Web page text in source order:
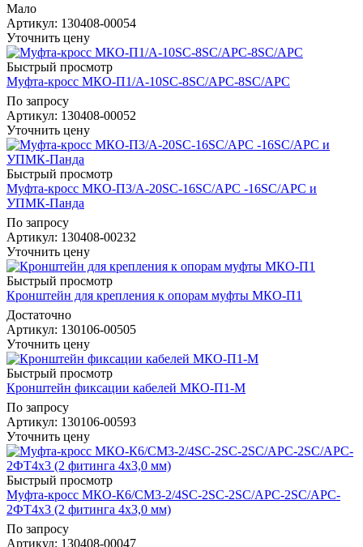
Мало
Артикул: 130408-00054
Уточнить цену
Быстрый просмотр
Муфта-кросс МКО-П1/A-10SC-8SC/APC-8SC/APC
По запросу
Артикул: 130408-00052
Уточнить цену
Быстрый просмотр
Муфта-кросс МКО-П3/А-20SC-16SC/APC -16SC/APC и
УПМК-Панда
По запросу
Артикул: 130408-00232
Уточнить цену
Быстрый просмотр
Кронштейн для крепления к опорам муфты МКО-П1
Достаточно
Артикул: 130106-00505
Уточнить цену
Быстрый просмотр
Кронштейн фиксации кабелей МКО-П1-М
По запросу
Артикул: 130106-00593
Уточнить цену
Быстрый просмотр
Муфта-кросс МКО-К6/CМ3-2/4SC-2SC-2SC/APC-2SC/APC-
2ФТ4х3 (2 фитинга 4х3,0 мм)
По запросу
Артикул: 130408-00047